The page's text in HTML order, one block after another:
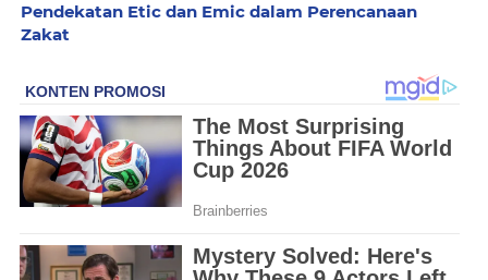
Pendekatan Etic dan Emic dalam Perencanaan
Zakat